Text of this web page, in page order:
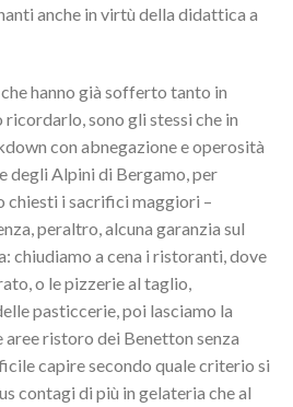
anche in virtù della didattica a
hanno già sofferto tanto in
ricordarlo, sono gli stessi che in
con abnegazione e operosità
degli Alpini di Bergamo, per
chiesti i sacrifici maggiori –
peraltro, alcuna garanzia sul
chiudiamo a cena i ristoranti, dove
o le pizzerie al taglio,
pasticcerie, poi lasciamo la
ristoro dei Benetton senza
capire secondo quale criterio si
contagi di più in gelateria che al